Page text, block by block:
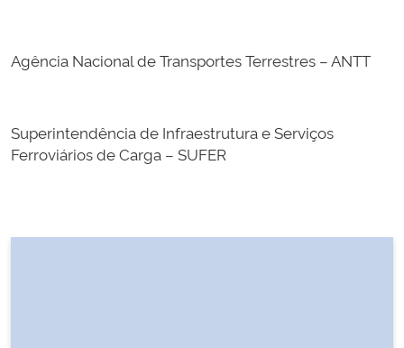
Agência Nacional de Transportes Terrestres – ANTT
Superintendência de Infraestrutura e Serviços
Ferroviários de Carga – SUFER